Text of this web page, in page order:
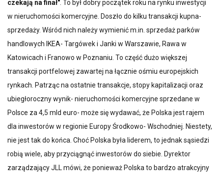
czekają na finał" . To był dobry początek roku na rynku inwestycji
w nieruchomości komercyjne. Doszło do kilku transakcji kupna-
sprzedaży. Wśród nich należy wymienić m.in. sprzedaż parków
handlowych IKEA- Targówek i Janki w Warszawie, Rawa w
Katowicach i Franowo w Poznaniu. To część dużo większej
transakcji portfelowej zawartej na łącznie ośmiu europejskich
rynkach. Patrząc na ostatnie transakcje, stopy kapitalizacji oraz
ubiegłoroczny wynik- nieruchomości komercyjne sprzedane w
Polsce za 4,5 mld euro- może się wydawać, że Polska jest rajem
dla inwestorów w regionie Europy Środkowo- Wschodniej. Niestety,
nie jest tak do końca. Choć Polska była liderem, to jednak sąsiedzi
robią wiele, aby przyciągnąć inwestorów do siebie. Dyrektor
zarządzający JLL mówi, że ponieważ Polska to bardzo atrakcyjny